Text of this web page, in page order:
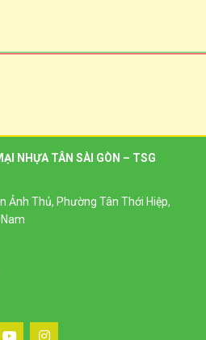
NHỰA TÂN SÀI GÒN – TSG
Ảnh Thủ, Phường Tân Thới Hiệp,